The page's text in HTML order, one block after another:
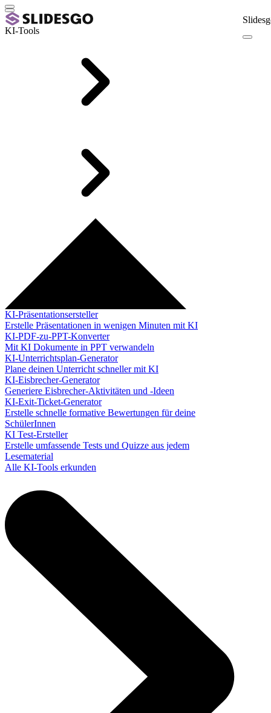
KI-Tools
KI-Präsentationsersteller
Erstelle Präsentationen in wenigen Minuten mit KI
KI-PDF-zu-PPT-Konverter
Mit KI Dokumente in PPT verwandeln
KI-Unterrichtsplan-Generator
Plane deinen Unterricht schneller mit KI
KI-Eisbrecher-Generator
Generiere Eisbrecher-Aktivitäten und -Ideen
KI-Exit-Ticket-Generator
Erstelle schnelle formative Bewertungen für deine
SchülerInnen
KI Test-Ersteller
Erstelle umfassende Tests und Quizze aus jedem
Lesematerial
Alle KI-Tools erkunden